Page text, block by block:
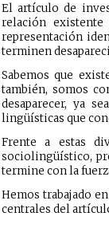
El artículo de
relación
representación
terminen
Sabemos que
también, somos
desaparecer, ya
lingüísticas que
Frente a estas
sociolingüístico,
termine con la
Hemos trabajado
centrales del